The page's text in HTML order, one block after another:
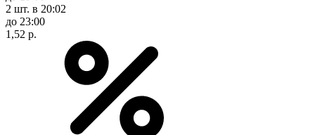
2 шт. в 20:02
до 23:00
1,52 р.